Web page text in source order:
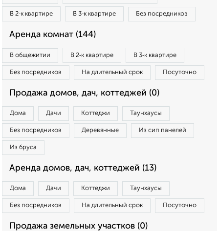
В 2‑к квартире В 3‑к квартире Без посредников
Аренда комнат (144)
В общежитии В 2‑к квартире В 3‑к квартире
Без посредников На длительный срок Посуточно
Продажа домов, дач, коттеджей (0)
Дома Дачи Коттеджи Таунхаусы
Без посредников Деревянные Из сип панелей
Из бруса
Аренда домов, дач, коттеджей (13)
Дома Дачи Коттеджи Таунхаусы
Без посредников На длительный срок Посуточно
Продажа земельных участков (0)